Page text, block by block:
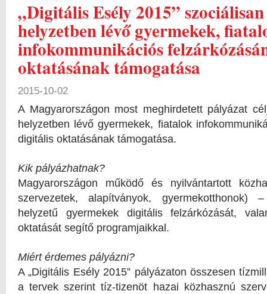
„Digitális Esély 2015”
helyzetben lévő gyermekek,
infokommunikációs
oktatásának támogatása
2015-10-02
A Magyarországon most meghirdetett pályázat
helyzetben lévő gyermekek, fiatalok
digitális oktatásának támogatása.
Kik pályázhatnak?
Magyarországon működő és nyilvántartott
szervezetek, alapítványok, gyermekotthonok)
helyzetű gyermekek digitális felzárkózását,
oktatását segítő programjaikkal.
Miért érdemes pályázni?
A „Digitális Esély 2015” pályázaton összesen
a tervek szerint tíz-tizenöt hazai közhasznú